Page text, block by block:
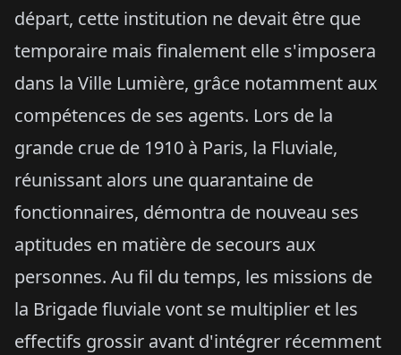
départ, cette institution ne devait être que
temporaire mais finalement elle s'imposera
dans la Ville Lumière, grâce notamment aux
compétences de ses agents. Lors de la
grande crue de 1910 à Paris, la Fluviale,
réunissant alors une quarantaine de
fonctionnaires, démontra de nouveau ses
aptitudes en matière de secours aux
personnes. Au fil du temps, les missions de
la Brigade fluviale vont se multiplier et les
effectifs grossir avant d'intégrer récemment